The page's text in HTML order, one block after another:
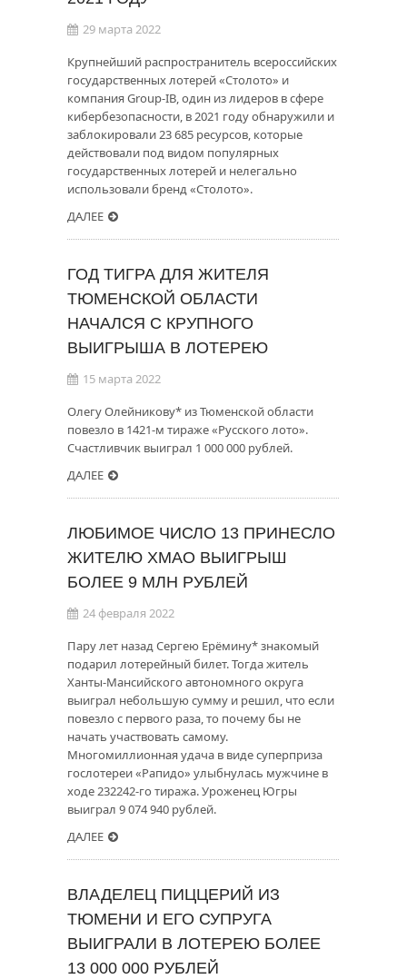
29 марта 2022
Крупнейший распространитель всероссийских
государственных лотерей «Столото» и
компания Group-IB, один из лидеров в сфере
кибербезопасности, в 2021 году обнаружили и
заблокировали 23 685 ресурсов, которые
действовали под видом популярных
государственных лотерей и нелегально
использовали бренд «Столото».
ДАЛЕЕ
ГОД ТИГРА ДЛЯ ЖИТЕЛЯ
ТЮМЕНСКОЙ ОБЛАСТИ
НАЧАЛСЯ С КРУПНОГО
ВЫИГРЫША В ЛОТЕРЕЮ
15 марта 2022
Олегу Олейникову* из Тюменской области
повезло в 1421-м тираже «Русского лото».
Счастливчик выиграл 1 000 000 рублей.
ДАЛЕЕ
ЛЮБИМОЕ ЧИСЛО 13 ПРИНЕСЛО
ЖИТЕЛЮ ХМАО ВЫИГРЫШ
БОЛЕЕ 9 МЛН РУБЛЕЙ
24 февраля 2022
Пару лет назад Сергею Ерёмину* знакомый
подарил лотерейный билет. Тогда житель
Ханты-Мансийского автономного округа
выиграл небольшую сумму и решил, что если
повезло с первого раза, то почему бы не
начать участвовать самому.
Многомиллионная удача в виде суперприза
гослотереи «Рапидо» улыбнулась мужчине в
ходе 232242-го тиража. Уроженец Югры
выиграл 9 074 940 рублей.
ДАЛЕЕ
ВЛАДЕЛЕЦ ПИЦЦЕРИЙ ИЗ
ТЮМЕНИ И ЕГО СУПРУГА
ВЫИГРАЛИ В ЛОТЕРЕЮ БОЛЕЕ
13 000 000 РУБЛЕЙ